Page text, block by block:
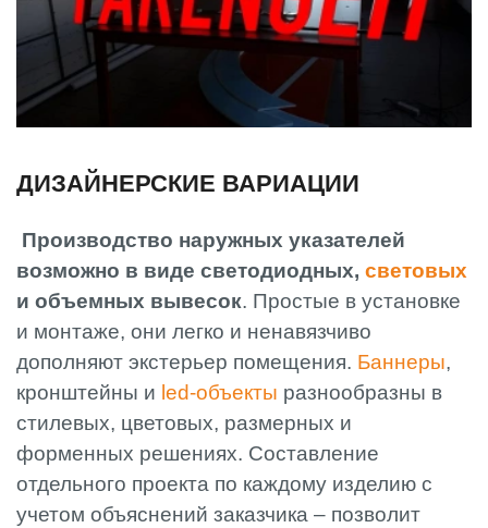
ДИЗАЙНЕРСКИЕ ВАРИАЦИИ
Производство наружных указателей
возможно в виде светодиодных, световых
и объемных вывесок. Простые в установке
и монтаже, они легко и ненавязчиво
дополняют экстерьер помещения. Баннеры,
кронштейны и led-объекты разнообразны в
стилевых, цветовых, размерных и
форменных решениях. Составление
отдельного проекта по каждому изделию с
учетом объяснений заказчика – позволит